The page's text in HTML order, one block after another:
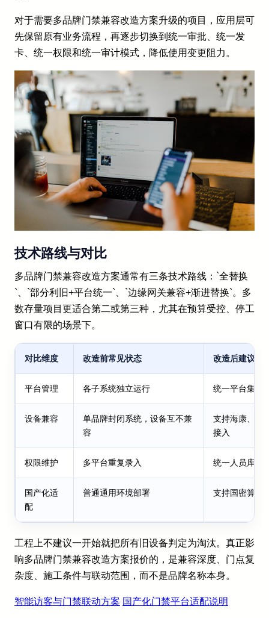
对于需要多品牌门禁兼容改造方案升级的项目，应用层可
先保留原有业务流程，再逐步切换到统一审批、统一发
卡、统一权限和统一审计模式，降低使用变更阻力。
技术路线与对比
多品牌门禁兼容改造方案通常有三条技术路线：`全替换
`、`部分利旧+平台统一`、`边缘网关兼容+渐进替换`。多
数存量项目更适合第二或第三种，尤其在预算受控、停工
窗口有限的场景下。
对比维度 改造前常见状态 改造后建议状
平台管理 各子系统独立运行 统一平台集中
设备兼容
单品牌封闭系统，设备互不兼
容
支持海康、大
接入
权限维护 多平台重复录入 统一人员库与
国产化适
配
普通通用环境部署 支持国密算法
工程上不建议一开始就把所有旧设备判定为淘汰。真正影
响多品牌门禁兼容改造方案报价的，是兼容深度、门点复
杂度、施工条件与联动范围，而不是品牌名称本身。
智能访客与门禁联动方案 国产化门禁平台适配说明